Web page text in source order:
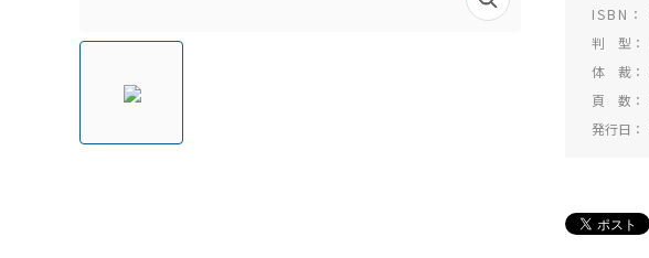
ISBN
判 型
体 裁
頁 数
発行日